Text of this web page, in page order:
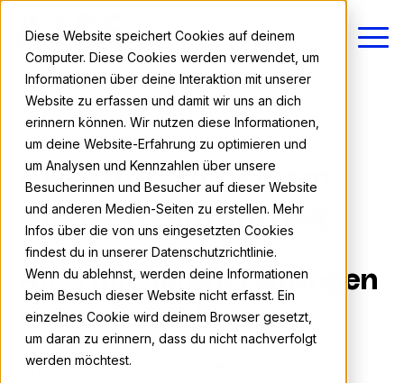
Diese Website speichert Cookies auf deinem
Computer. Diese Cookies werden verwendet, um
Informationen über deine Interaktion mit unserer
Website zu erfassen und damit wir uns an dich
erinnern können. Wir nutzen diese Informationen,
um deine Website-Erfahrung zu optimieren und
um Analysen und Kennzahlen über unsere
Besucherinnen und Besucher auf dieser Website
und anderen Medien-Seiten zu erstellen. Mehr
Infos über die von uns eingesetzten Cookies
findest du in unserer Datenschutzrichtlinie.
Wenn du ablehnst, werden deine Informationen
beim Besuch dieser Website nicht erfasst. Ein
einzelnes Cookie wird deinem Browser gesetzt,
um daran zu erinnern, dass du nicht nachverfolgt
werden möchtest.
AIFS Infoveranstaltungen
Alle Infos zu deinem
Auslandsaufenthalt
AIFS Infoveranstaltungen
online & vor Ort
Du willst ins Ausland? 🌍 Bei unseren